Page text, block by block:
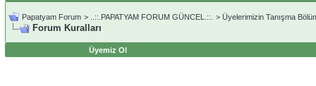
Papatyam Forum > ..::.PAPATYAM FORUM GÜNCEL.::. > Üyelerimizin Tanışma
Forum Kuralları
Üyemiz Ol